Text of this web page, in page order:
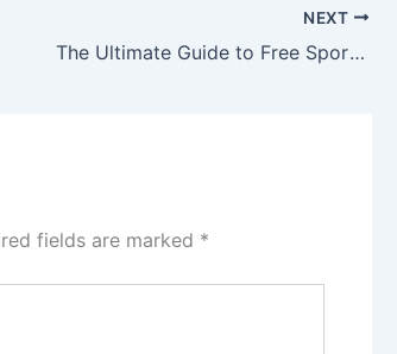
NEXT
The Ultimate Guide to Free Sports Bets
fields are marked *